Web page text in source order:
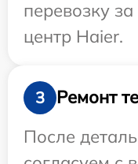
перевозку
центр Haier.
3
Ремонт
После